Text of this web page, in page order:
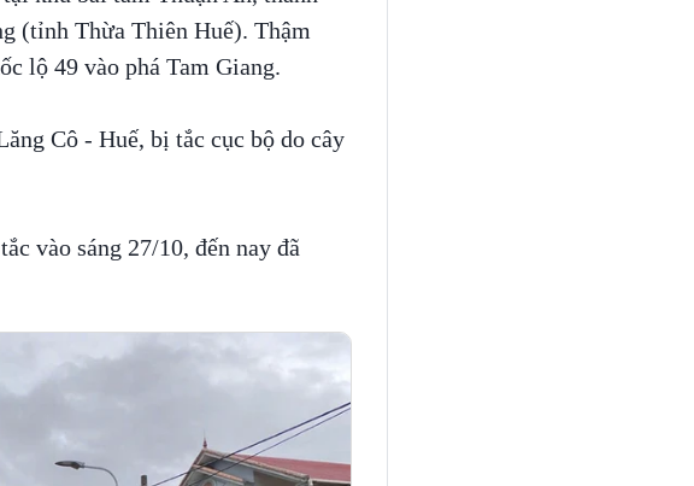
(tỉnh Thừa Thiên Huế). Thậm
lộ 49 vào phá Tam Giang.
Cô - Huế, bị tắc cục bộ do cây
vào sáng 27/10, đến nay đã